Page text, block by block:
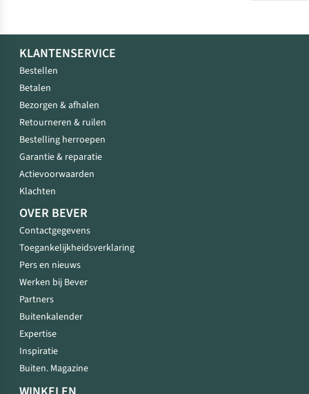
KLANTENSERVICE
Bestellen
Betalen
Bezorgen & afhalen
Retourneren & ruilen
Bestelling herroepen
Garantie & reparatie
Actievoorwaarden
Klachten
OVER BEVER
Contactgegevens
Toegankelijkheidsverklaring
Pers en nieuws
Werken bij Bever
Partners
Buitenkalender
Expertise
Inspiratie
Buiten. Magazine